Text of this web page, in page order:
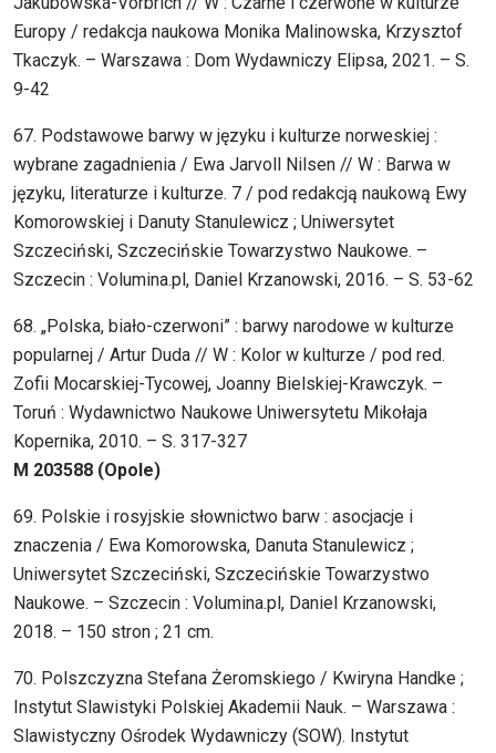
Europy / redakcja naukowa Monika Malinowska, Krzysztof
Tkaczyk. – Warszawa : Dom Wydawniczy Elipsa, 2021. – S.
9-42
67. Podstawowe barwy w języku i kulturze norweskiej :
wybrane zagadnienia / Ewa Jarvoll Nilsen // W : Barwa w
języku, literaturze i kulturze. 7 / pod redakcją naukową Ewy
Komorowskiej i Danuty Stanulewicz ; Uniwersytet
Szczeciński, Szczecińskie Towarzystwo Naukowe. –
Szczecin : Volumina.pl, Daniel Krzanowski, 2016. – S. 53-62
68. „Polska, biało-czerwoni” : barwy narodowe w kulturze
popularnej / Artur Duda // W : Kolor w kulturze / pod red.
Zofii Mocarskiej-Tycowej, Joanny Bielskiej-Krawczyk. –
Toruń : Wydawnictwo Naukowe Uniwersytetu Mikołaja
Kopernika, 2010. – S. 317-327
M 203588 (Opole)
69. Polskie i rosyjskie słownictwo barw : asocjacje i
znaczenia / Ewa Komorowska, Danuta Stanulewicz ;
Uniwersytet Szczeciński, Szczecińskie Towarzystwo
Naukowe. – Szczecin : Volumina.pl, Daniel Krzanowski,
2018. – 150 stron ; 21 cm.
70. Polszczyzna Stefana Żeromskiego / Kwiryna Handke ;
Instytut Slawistyki Polskiej Akademii Nauk. – Warszawa :
Slawistyczny Ośrodek Wydawniczy (SOW). Instytut